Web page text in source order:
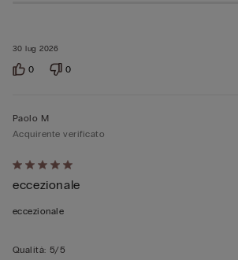
30 lug 2026
0 0
Valutato
5
su
Paolo M
Acquirente verificato
eccezionale
eccezionale
Qualità: 5/5